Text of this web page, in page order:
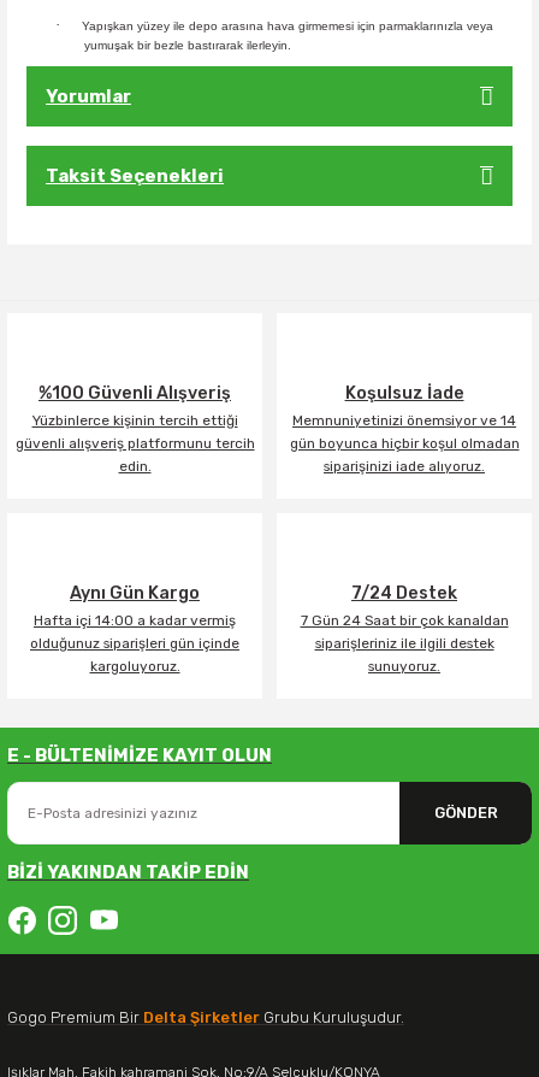
·
Yapışkan yüzey ile depo arasına hava girmemesi için parmaklarınızla veya
yumuşak bir bezle bastırarak ilerleyin.
Yorumlar
Taksit Seçenekleri
%100 Güvenli Alışveriş
Yüzbinlerce kişinin tercih ettiği
güvenli alışveriş platformunu tercih
edin.
Koşulsuz İade
Memnuniyetinizi önemsiyor ve 14
gün boyunca hiçbir koşul olmadan
siparişinizi iade alıyoruz.
Aynı Gün Kargo
Hafta içi 14:00 a kadar vermiş
olduğunuz siparişleri gün içinde
kargoluyoruz.
7/24 Destek
7 Gün 24 Saat bir çok kanaldan
siparişleriniz ile ilgili destek
sunuyoruz.
E - BÜLTENİMİZE KAYIT OLUN
GÖNDER
BİZİ YAKINDAN TAKİP EDİN
Gogo Premium Bir Delta Şirketler Grubu Kuruluşudur.
Işıklar Mah. Fakih kahramani Sok. No:9/A Selçuklu/KONYA